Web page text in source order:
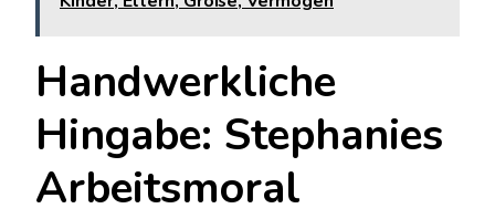
Handwerkliche
Hingabe: Stephanies
Arbeitsmoral